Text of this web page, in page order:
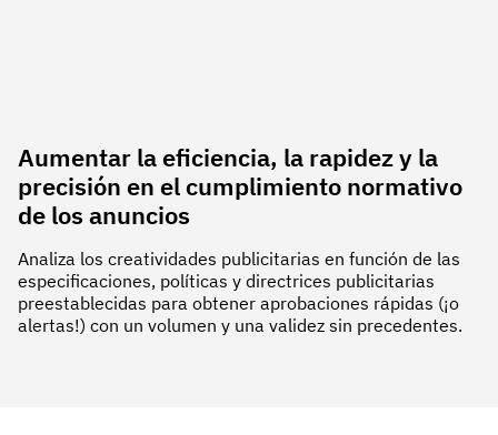
Aumentar la eficiencia, la rapidez y la
precisión en el cumplimiento normativo
de los anuncios
Analiza los creatividades publicitarias en función de las
especificaciones, políticas y directrices publicitarias
preestablecidas para obtener aprobaciones rápidas (¡o
alertas!) con un volumen y una validez sin precedentes.